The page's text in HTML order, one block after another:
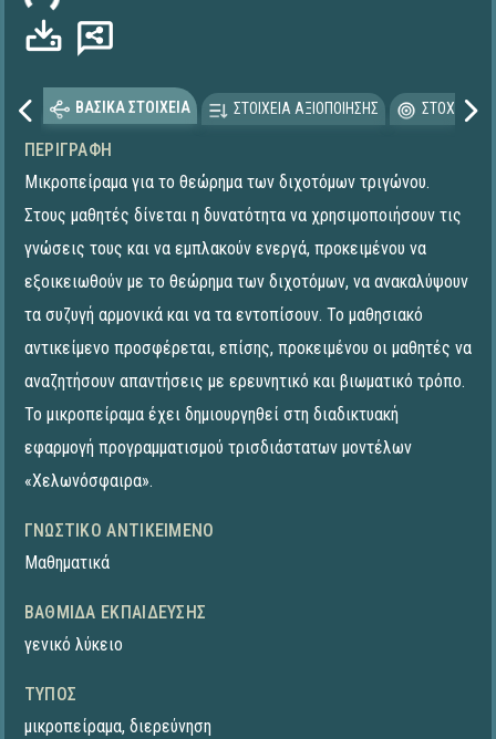
ΒΑΣΙΚΑ ΣΤΟΙΧΕΙΑ ΣΤΟΙΧΕΙΑ ΑΞΙΟΠΟΙΗΣΗΣ
ΠΕΡΙΓΡΑΦΉ
Μικροπείραμα για το θεώρημα των διχοτόμων τριγώνου.
Στους μαθητές δίνεται η δυνατότητα να χρησιμοποιήσουν τις
γνώσεις τους και να εμπλακούν ενεργά, προκειμένου να
εξοικειωθούν με το θεώρημα των διχοτόμων, να ανακαλύψουν
τα συζυγή αρμονικά και να τα εντοπίσουν. Το μαθησιακό
αντικείμενο προσφέρεται, επίσης, προκειμένου οι μαθητές να
αναζητήσουν απαντήσεις με ερευνητικό και βιωματικό τρόπο.
Το μικροπείραμα έχει δημιουργηθεί στη διαδικτυακή
εφαρμογή προγραμματισμού τρισδιάστατων μοντέλων
«Χελωνόσφαιρα».
ΓΝΩΣΤΙΚΌ ΑΝΤΙΚΕΊΜΕΝΟ
Μαθηματικά
ΒΑΘΜΊΔΑ ΕΚΠΑΊΔΕΥΣΗΣ
γενικό λύκειο
ΤΎΠΟΣ
μικροπείραμα, διερεύνηση